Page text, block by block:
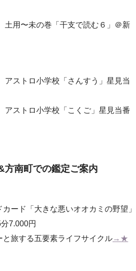
用〜未の巻「干支で読む６」＠新
ストロ小学校「さんすう」星見当
ストロ小学校「こくご」星見当番
方南町での鑑定ご案内
ード「大きな悪いオオカミの野望」
7.000円
旅する五要素ライフサイクル→★